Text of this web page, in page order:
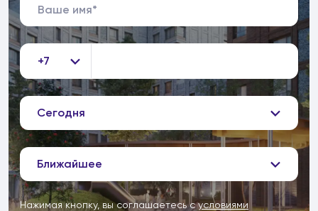
+7
Сегодня
Ближайшее
Нажимая кнопку, вы соглашаетесь сусловиями